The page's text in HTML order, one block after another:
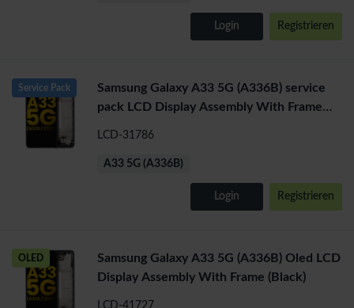
Login Registrieren
Service Pack
Samsung Galaxy A33 5G (A336B) service
pack LCD Display Assembly With Frame
LCD-31786
A33 5G (A336B)
Login Registrieren
OLED
Samsung Galaxy A33 5G (A336B) Oled LCD
Display Assembly With Frame (Black)
LCD-41727